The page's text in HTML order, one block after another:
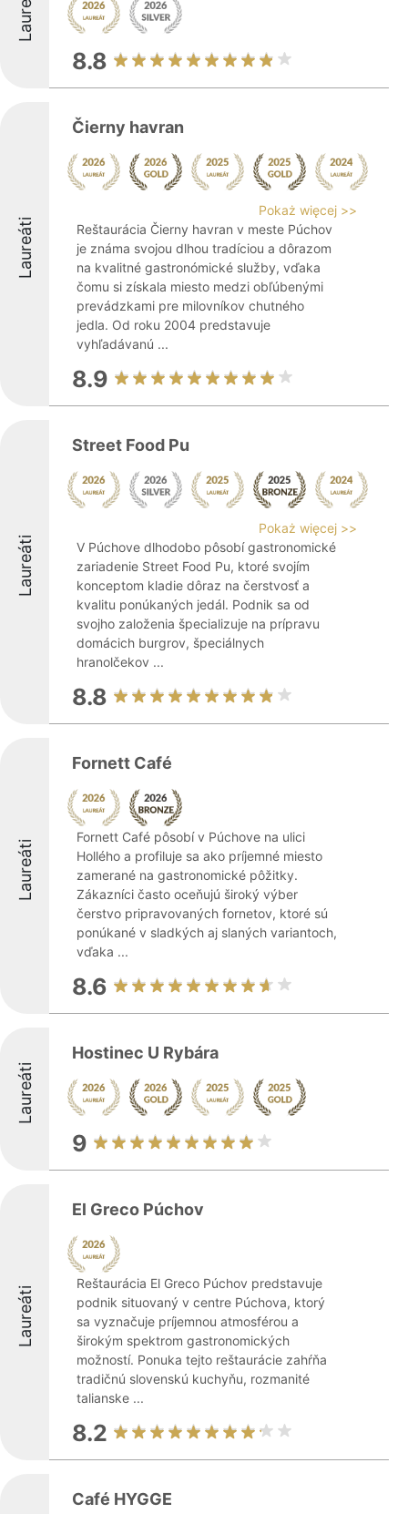
8.8
Laureáti
Čierny havran
Pokaż więcej >>
Reštaurácia Čierny havran v meste Púchov
je známa svojou dlhou tradíciou a dôrazom
na kvalitné gastronómické služby, vďaka
čomu si získala miesto medzi obľúbenými
prevádzkami pre milovníkov chutného
jedla. Od roku 2004 predstavuje
vyhľadávanú ...
8.9
Laureáti
Street Food Pu
Pokaż więcej >>
V Púchove dlhodobo pôsobí gastronomické
zariadenie Street Food Pu, ktoré svojím
konceptom kladie dôraz na čerstvosť a
kvalitu ponúkaných jedál. Podnik sa od
svojho založenia špecializuje na prípravu
domácich burgrov, špeciálnych
hranolčekov ...
8.8
Laureáti
Fornett Café
Fornett Café pôsobí v Púchove na ulici
Hollého a profiluje sa ako príjemné miesto
zamerané na gastronomické pôžitky.
Zákazníci často oceňujú široký výber
čerstvo pripravovaných fornetov, ktoré sú
ponúkané v sladkých aj slaných variantoch,
vďaka ...
8.6
Laureáti
Hostinec U Rybára
9
Laureáti
El Greco Púchov
Reštaurácia El Greco Púchov predstavuje
podnik situovaný v centre Púchova, ktorý
sa vyznačuje príjemnou atmosférou a
širokým spektrom gastronomických
možností. Ponuka tejto reštaurácie zahŕňa
tradičnú slovenskú kuchyňu, rozmanité
talianske ...
8.2
Café HYGGE